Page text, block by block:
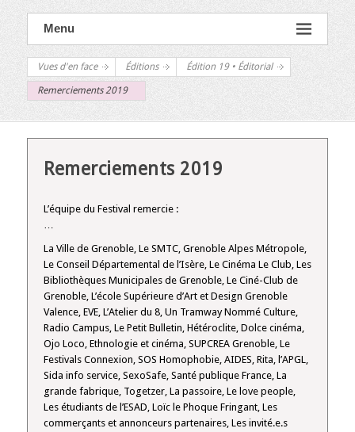
Menu
Vues d'en face Éditions Édition 19 • Éditorial
Remerciements 2019
Remerciements 2019
L’équipe du Festival remercie :
…
La Ville de Grenoble, Le SMTC, Grenoble Alpes Métropole,
Le Conseil Départemental de l’Isère, Le Cinéma Le Club, Les
Bibliothèques Municipales de Grenoble, Le Ciné-Club de
Grenoble, L’école Supérieure d’Art et Design Grenoble
Valence, EVE, L’Atelier du 8, Un Tramway Nommé Culture,
Radio Campus, Le Petit Bulletin, Hétéroclite, Dolce cinéma,
Ojo Loco, Ethnologie et cinéma, SUPCREA Grenoble, Le
Festivals Connexion, SOS Homophobie, AIDES, Rita, l’APGL,
Sida info service, SexoSafe, Santé publique France, La
grande fabrique, Togetzer, La passoire, Le love people,
Les étudiants de l’ESAD, Loïc le Phoque Fringant, Les
commerçants et annonceurs partenaires, Les invité.e.s